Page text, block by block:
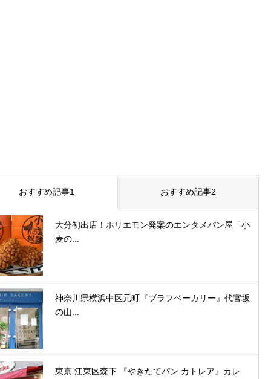
おすすめ記事1 おすすめ記事2
大分初出店！ホリエモン発案のエンタメパン屋「小
麦の...
神奈川県横浜中区元町『ブラフベーカリー』代官坂
の山...
東京 江東区森下 『やきたてパン カトレア』カレ